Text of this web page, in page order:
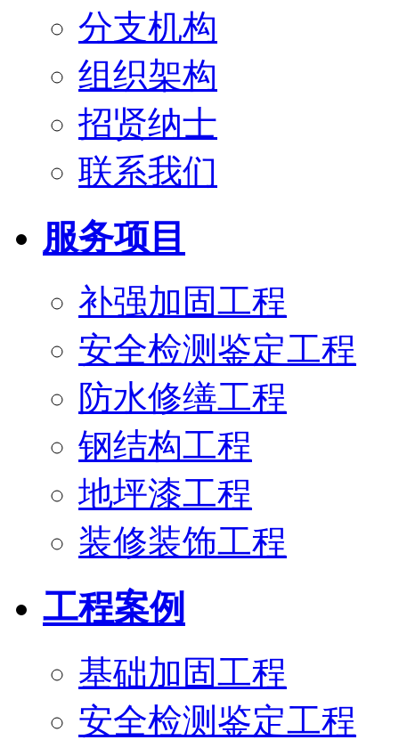
分支机构
组织架构
招贤纳士
联系我们
服务项目
补强加固工程
安全检测鉴定工程
防水修缮工程
钢结构工程
地坪漆工程
装修装饰工程
工程案例
基础加固工程
安全检测鉴定工程